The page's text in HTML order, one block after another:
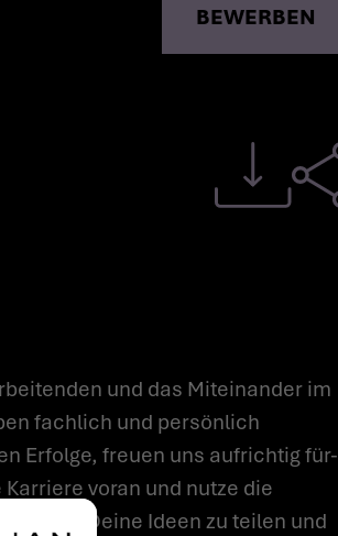
BEWERBEN
und das Miteinander im
fachlich und persönlich
Erfolge, freuen uns aufrichtig für-
voran und nutze die
und Deine Ideen zu teilen und